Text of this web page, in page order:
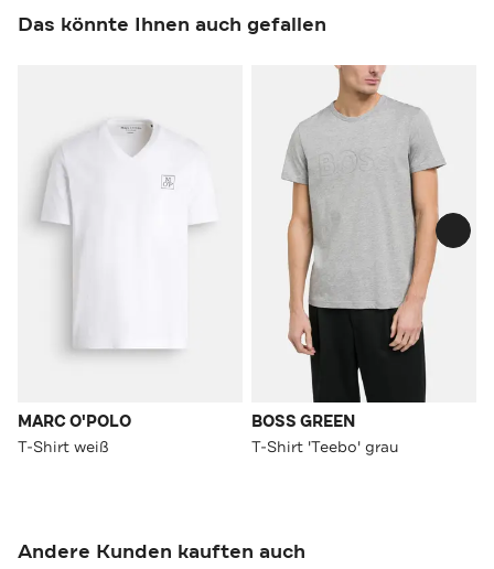
Das könnte Ihnen auch gefallen
MARC O'POLO
T-Shirt weiß
BOSS GREEN
T-Shirt 'Teebo' grau
Andere Kunden kauften auch